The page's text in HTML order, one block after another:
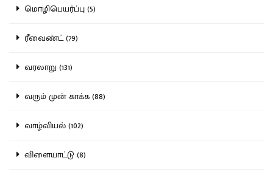
மொழிபெயர்ப்பு (5)
ரீவைண்ட் (79)
வரலாறு (131)
வரும் முன் காக்க (88)
வாழ்வியல் (102)
விளையாட்டு (8)